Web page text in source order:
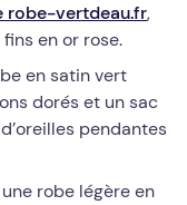
robe-vertdeau.fr,
en or rose.
en satin vert
dorés et un sac
pendantes
une robe légère en